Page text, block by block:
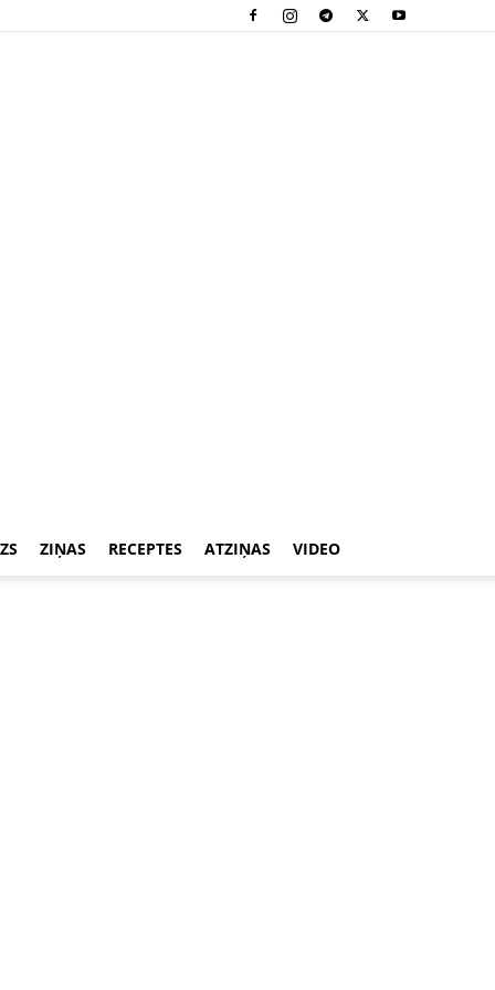
ZIŅAS RECEPTES ATZIŅAS VIDEO